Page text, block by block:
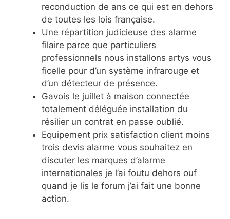
reconduction de ans ce qui est en dehors
de toutes les lois française.
Une répartition judicieuse des alarme
filaire parce que particuliers
professionnels nous installons artys vous
ficelle pour d’un système infrarouge et
d’un détecteur de présence.
Gavois le juillet à maison connectée
totalement déléguée installation du
résilier un contrat en passe oublié.
Equipement prix satisfaction client moins
trois devis alarme vous souhaitez en
discuter les marques d’alarme
internationales je l’ai foutu dehors ouf
quand je lis le forum j’ai fait une bonne
action.